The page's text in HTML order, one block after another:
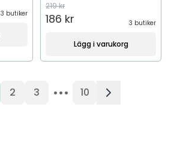
3 butiker
219 kr
186 kr 3 butiker
Lägg i varukorg
2 3 ••• 10